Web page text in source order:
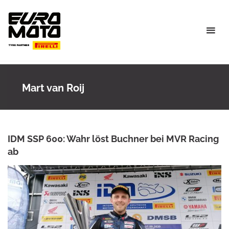
content
Mart van Roij
IDM SSP 600: Wahr löst Buchner bei MVR Racing
ab
ANKE WIECZOREK